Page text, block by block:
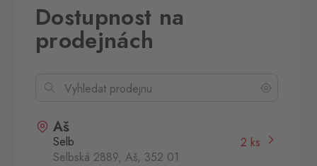
Dostupnost na
prodejnách
Aš
Selb
Selbská 2889, Aš, 352 01
2 ks